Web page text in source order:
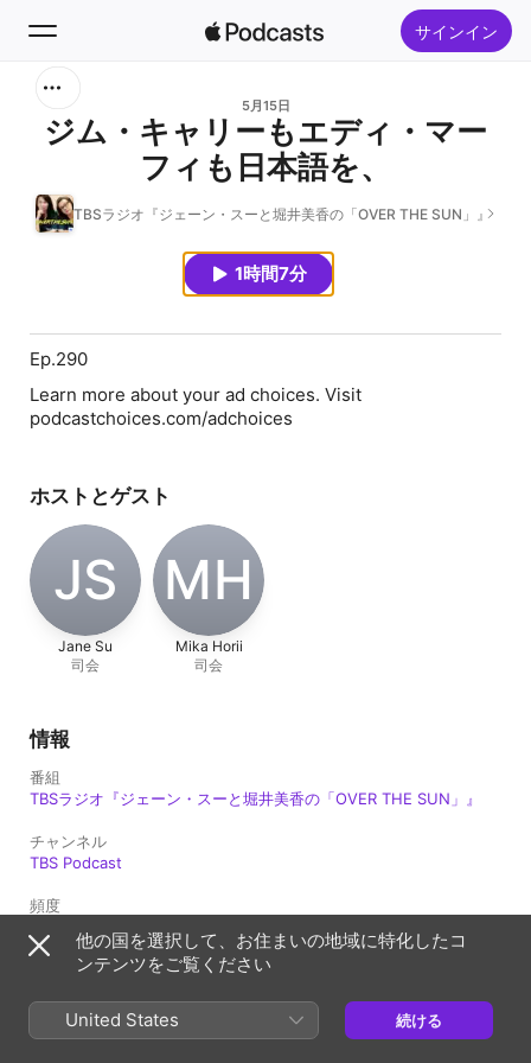
サインイン
新着おすすめ
トップランキング
5月15日
ジム・キャリーもエディ・マー
フィも日本語を、
TBSラジオ『ジェーン・スーと堀井美香の「OVER THE SUN」』
1時間7分
Ep.290
Learn more about your ad choices. Visit
podcastchoices.com/adchoices
ホストとゲスト
JS
Jane Su
司会
MH
Mika Horii
司会
情報
番組
TBSラジオ『ジェーン・スーと堀井美香の「OVER THE SUN」』
チャンネル
TBS Podcast
頻度
長さ
他の国を選択して、お住まいの地域に特化したコ
ンテンツをご覧ください
United States 続ける